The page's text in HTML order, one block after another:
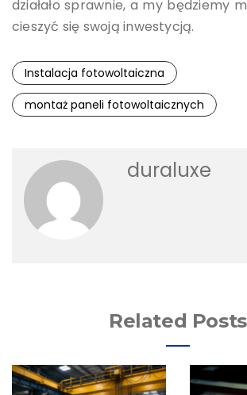
działało sprawnie, a my będziemy
cieszyć się swoją inwestycją.
Instalacja fotowoltaiczna
montaż paneli fotowoltaicznych
duraluxe
Related Posts